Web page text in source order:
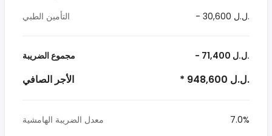
التأمين الطبي
- 30,600 ل.ل.‎
مجموع الضريبة - 71,400 ل.ل.‎
الأجر الصافي * 948,600 ل.ل.‎
معدل الضريبة الهامشية
7.0%